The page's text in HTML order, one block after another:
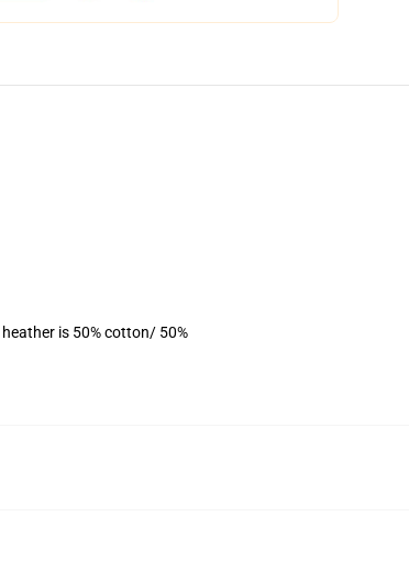
is 50% cotton/ 50%